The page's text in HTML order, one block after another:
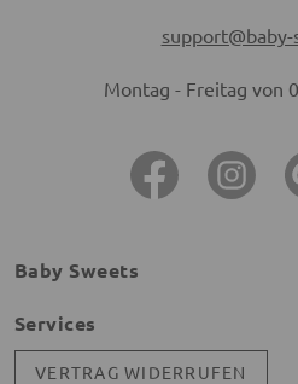
Montag - Freitag von
Baby Sweets
Services
VERTRAG WIDERRUFEN